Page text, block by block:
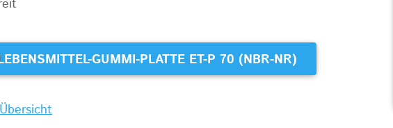
GUMMI-PLATTE ET-P 70 (NBR-NR)